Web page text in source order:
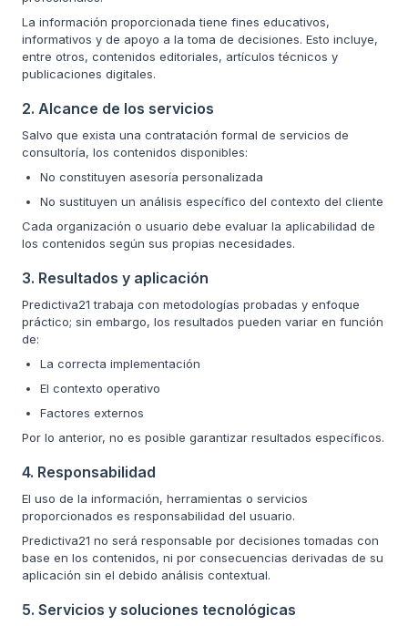
La información proporcionada tiene fines educativos,
informativos y de apoyo a la toma de decisiones. Esto incluye,
entre otros, contenidos editoriales, artículos técnicos y
publicaciones digitales.
2. Alcance de los servicios
Salvo que exista una contratación formal de servicios de
consultoría, los contenidos disponibles:
No constituyen asesoría personalizada
No sustituyen un análisis específico del contexto del cliente
Cada organización o usuario debe evaluar la aplicabilidad de
los contenidos según sus propias necesidades.
3. Resultados y aplicación
Predictiva21 trabaja con metodologías probadas y enfoque
práctico; sin embargo, los resultados pueden variar en función
de:
La correcta implementación
El contexto operativo
Factores externos
Por lo anterior, no es posible garantizar resultados específicos.
4. Responsabilidad
El uso de la información, herramientas o servicios
proporcionados es responsabilidad del usuario.
Predictiva21 no será responsable por decisiones tomadas con
base en los contenidos, ni por consecuencias derivadas de su
aplicación sin el debido análisis contextual.
5. Servicios y soluciones tecnológicas